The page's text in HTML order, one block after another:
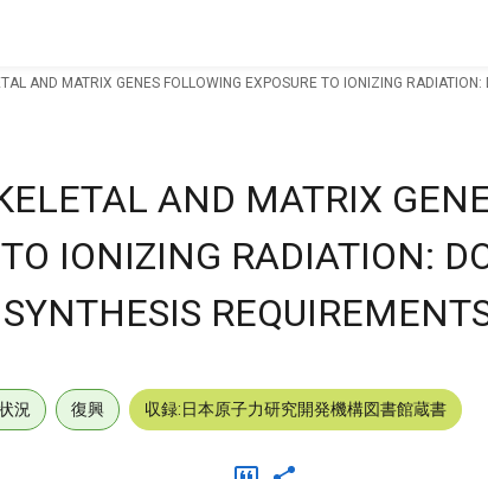
AND MATRIX GENES FOLLOWING EXPOSURE TO IONIZING
AND MATRIX
IONIZING RADIATION:
況 復興 収録:日本原子力研究開発機構図書館蔵書